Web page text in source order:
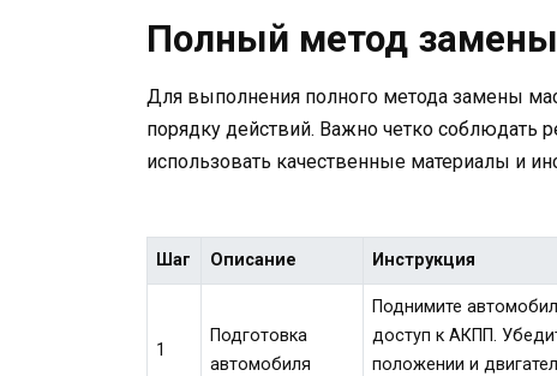
Полный метод
Для выполнения полного метода замены
порядку действий. Важно четко соблюдать
использовать качественные материалы и
Шаг Описание Инструкция
1
Подготовка
автомобиля
Поднимите
доступ к АКПП.
положении и